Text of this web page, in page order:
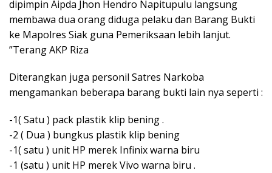
dipimpin Aipda Jhon Hendro Napitupulu langsung
membawa dua orang diduga pelaku dan Barang Bukti
ke Mapolres Siak guna Pemeriksaan lebih lanjut.
”Terang AKP Riza
Diterangkan juga personil Satres Narkoba
mengamankan beberapa barang bukti lain nya seperti :
-1( Satu ) pack plastik klip bening .
-2 ( Dua ) bungkus plastik klip bening
-1( satu ) unit HP merek Infinix warna biru
-1 (satu ) unit HP merek Vivo warna biru .